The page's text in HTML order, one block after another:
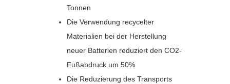
Tonnen
Die Verwendung recycelter
Materialien bei der Herstellung
neuer Batterien reduziert den CO2-
Fußabdruck um 50%
Die Reduzierung des Transports